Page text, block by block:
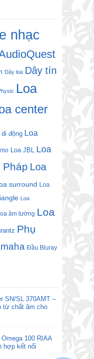
nhạc
Dây loa Dây tín
Loa
center
di động Loa
Loa JBL
Loa
Pháp Loa
surround Loa
Loa
âm tường Loa
Phụ
Đầu Bluray
SN/SL 370AMT –
từ chất âm cho
100 RIAA
hợp kết nối